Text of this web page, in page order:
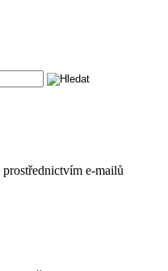
prostřednictvím e-mailů